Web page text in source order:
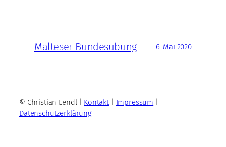
Malteser Bundesübung 6. Mai 2020
© Christian Lendl | Kontakt| Impressum
Datenschutzerklärung